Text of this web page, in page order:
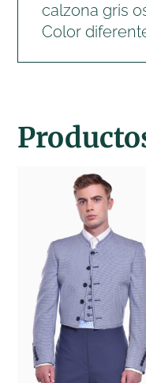
calzona gris
Color